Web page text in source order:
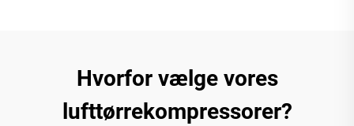
Hvorfor vælge vores
lufttørrekompressorer?